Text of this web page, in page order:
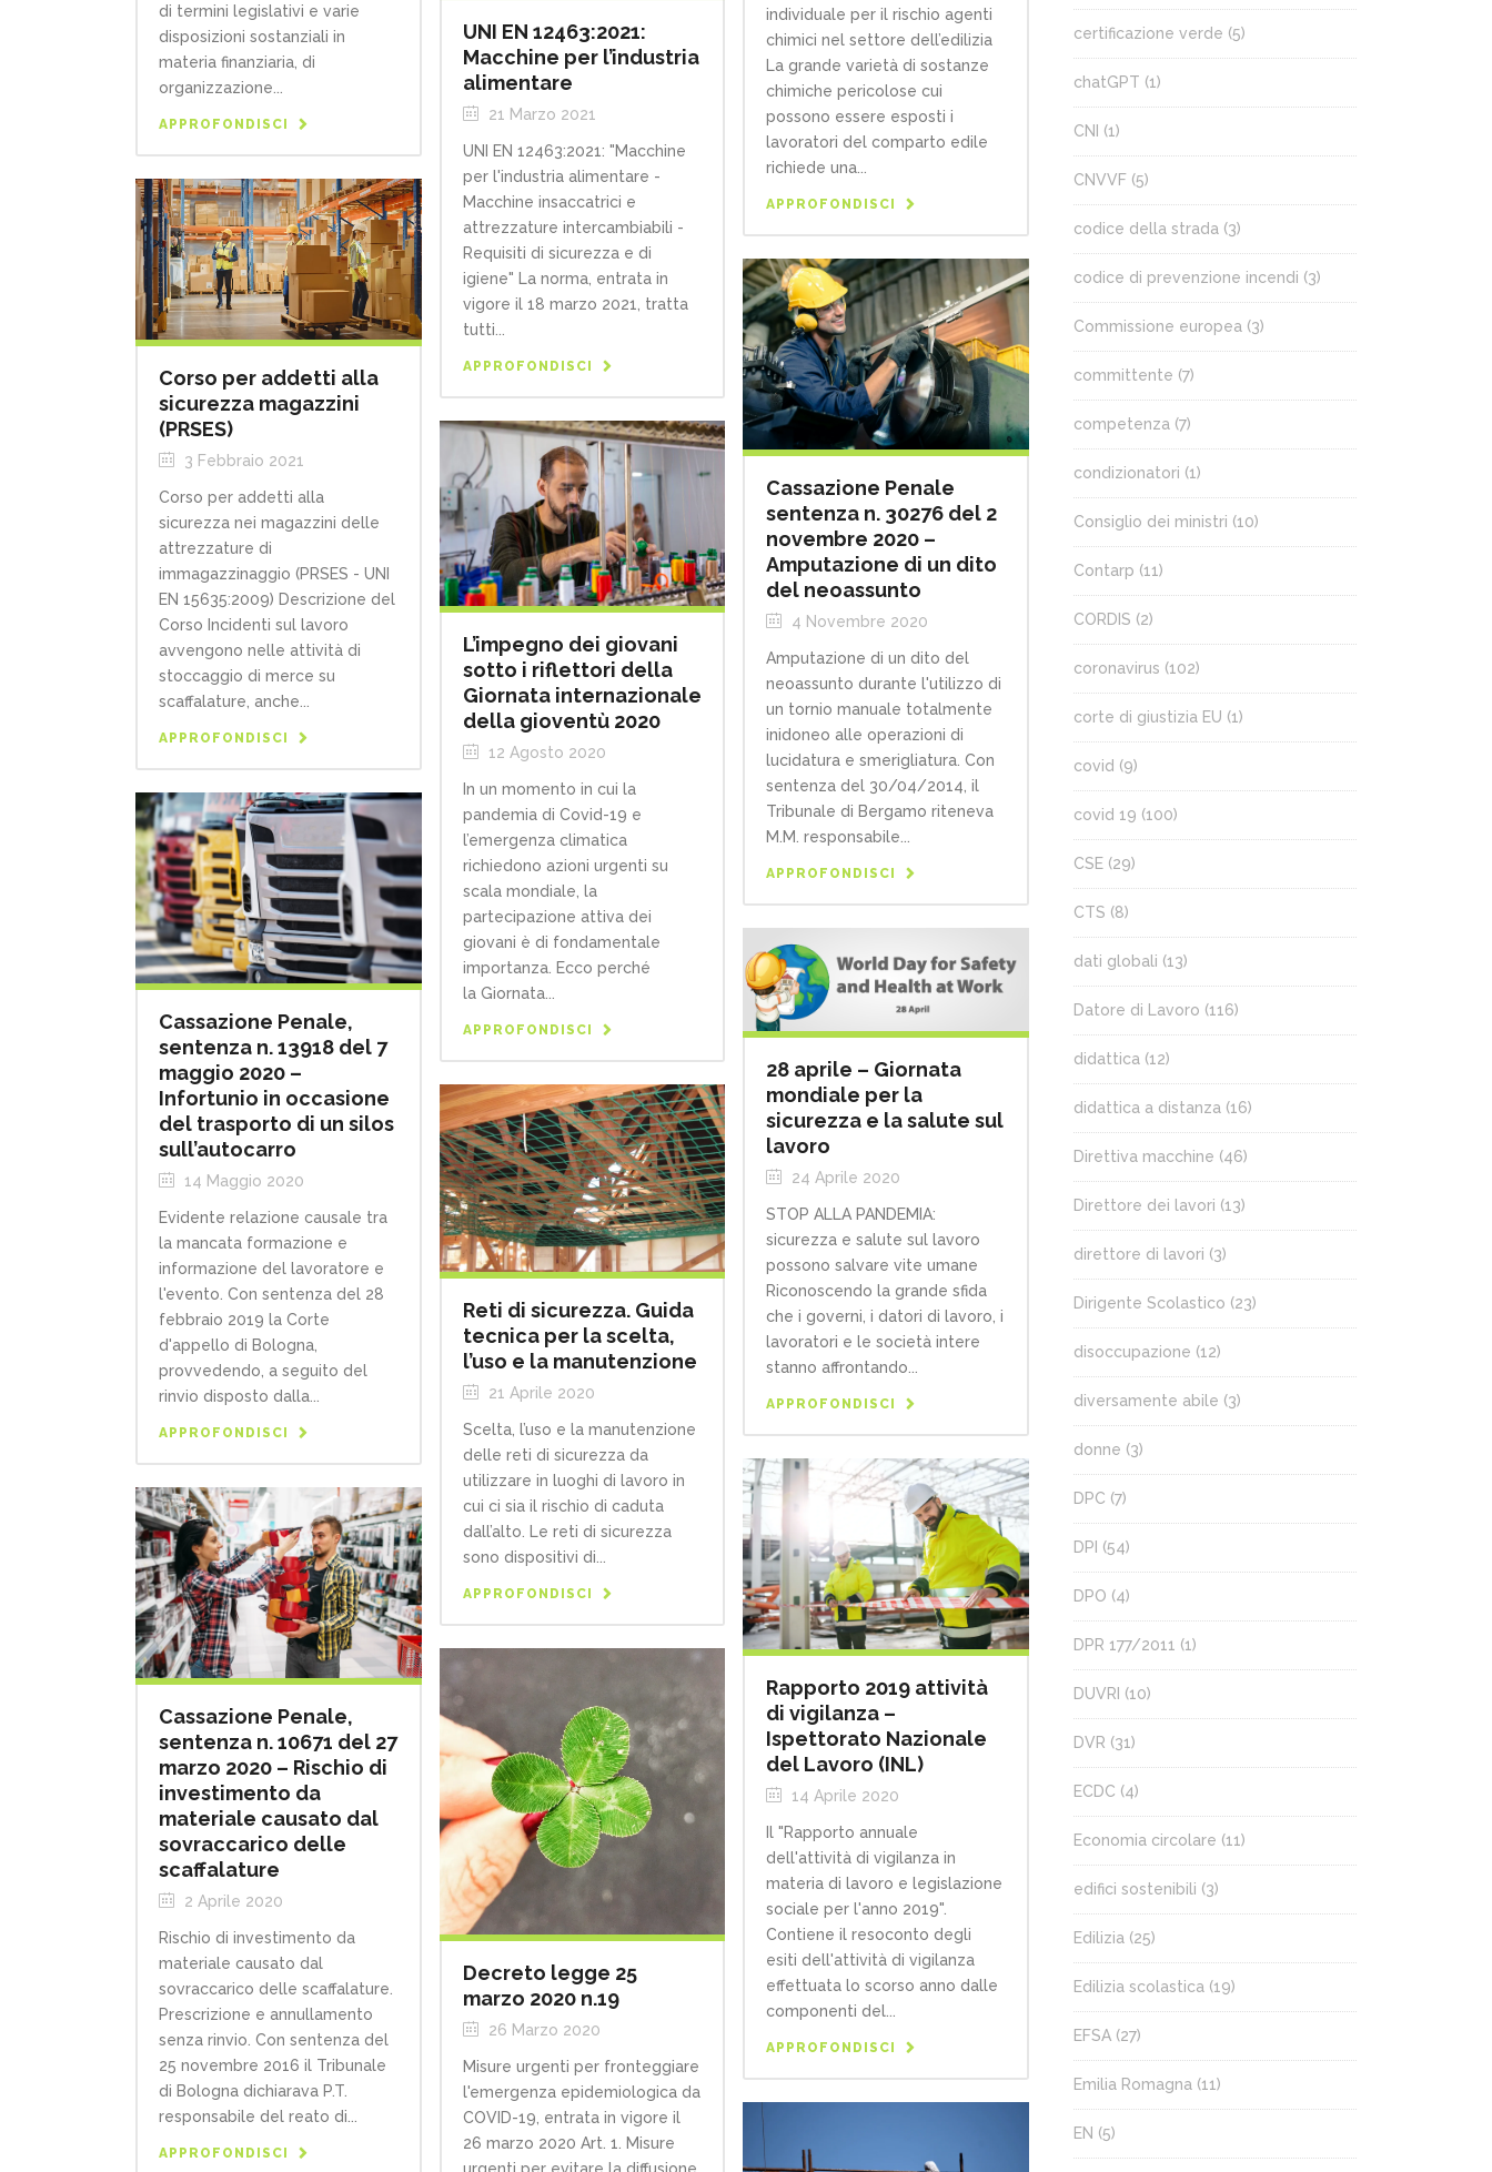
di termini legislativi e varie
disposizioni sostanziali in
materia finanziaria, di
organizzazione...
APPROFONDISCI
UNI EN 12463:2021:
Macchine per l’industria
alimentare
21 Marzo 2021
UNI EN 12463:2021: "Macchine
per l'industria alimentare -
Macchine insaccatrici e
attrezzature intercambiabili -
Requisiti di sicurezza e di
igiene" La norma, entrata in
vigore il 18 marzo 2021, tratta
tutti...
APPROFONDISCI
individuale per il rischio agenti
chimici nel settore dell’edilizia
La grande varietà di sostanze
chimiche pericolose cui
possono essere esposti i
lavoratori del comparto edile
richiede una...
APPROFONDISCI
Corso per addetti alla
sicurezza magazzini
(PRSES)
3 Febbraio 2021
Corso per addetti alla
sicurezza nei magazzini delle
attrezzature di
immagazzinaggio (PRSES - UNI
EN 15635:2009) Descrizione del
Corso Incidenti sul lavoro
avvengono nelle attività di
stoccaggio di merce su
scaffalature, anche...
APPROFONDISCI
Cassazione Penale
sentenza n. 30276 del 2
novembre 2020 –
Amputazione di un dito
del neoassunto
4 Novembre 2020
Amputazione di un dito del
neoassunto durante l'utilizzo di
un tornio manuale totalmente
inidoneo alle operazioni di
lucidatura e smerigliatura. Con
sentenza del 30/04/2014, il
Tribunale di Bergamo riteneva
M.M. responsabile...
APPROFONDISCI
L’impegno dei giovani
sotto i riflettori della
Giornata internazionale
della gioventù 2020
12 Agosto 2020
In un momento in cui la
pandemia di Covid-19 e
l’emergenza climatica
richiedono azioni urgenti su
scala mondiale, la
partecipazione attiva dei
giovani è di fondamentale
importanza. Ecco perché
la Giornata...
APPROFONDISCI
Cassazione Penale,
sentenza n. 13918 del 7
maggio 2020 –
Infortunio in occasione
del trasporto di un silos
sull’autocarro
14 Maggio 2020
Evidente relazione causale tra
la mancata formazione e
informazione del lavoratore e
l'evento. Con sentenza del 28
febbraio 2019 la Corte
d'appello di Bologna,
provvedendo, a seguito del
rinvio disposto dalla...
APPROFONDISCI
28 aprile – Giornata
mondiale per la
sicurezza e la salute sul
lavoro
24 Aprile 2020
STOP ALLA PANDEMIA:
sicurezza e salute sul lavoro
possono salvare vite umane
Riconoscendo la grande sfida
che i governi, i datori di lavoro, i
lavoratori e le società intere
stanno affrontando...
APPROFONDISCI
Reti di sicurezza. Guida
tecnica per la scelta,
l’uso e la manutenzione
21 Aprile 2020
Scelta, l’uso e la manutenzione
delle reti di sicurezza da
utilizzare in luoghi di lavoro in
cui ci sia il rischio di caduta
dall’alto. Le reti di sicurezza
sono dispositivi di...
APPROFONDISCI
Rapporto 2019 attività
di vigilanza –
Ispettorato Nazionale
del Lavoro (INL)
14 Aprile 2020
Il "Rapporto annuale
dell'attività di vigilanza in
materia di lavoro e legislazione
sociale per l'anno 2019".
Contiene il resoconto degli
esiti dell'attività di vigilanza
effettuata lo scorso anno dalle
componenti del...
APPROFONDISCI
Cassazione Penale,
sentenza n. 10671 del 27
marzo 2020 – Rischio di
investimento da
materiale causato dal
sovraccarico delle
scaffalature
2 Aprile 2020
Rischio di investimento da
materiale causato dal
sovraccarico delle scaffalature.
Prescrizione e annullamento
senza rinvio. Con sentenza del
25 novembre 2016 il Tribunale
di Bologna dichiarava P.T.
responsabile del reato di...
APPROFONDISCI
Decreto legge 25
marzo 2020 n.19
26 Marzo 2020
Misure urgenti per fronteggiare
l'emergenza epidemiologica da
COVID-19, entrata in vigore il
26 marzo 2020 Art. 1. Misure
urgenti per evitare la diffusione
certificazione verde (5)
chatGPT (1)
CNI (1)
CNVVF (5)
codice della strada (3)
codice di prevenzione incendi (3)
Commissione europea (3)
committente (7)
competenza (7)
condizionatori (1)
Consiglio dei ministri (10)
Contarp (11)
CORDIS (2)
coronavirus (102)
corte di giustizia EU (1)
covid (9)
covid 19 (100)
CSE (29)
CTS (8)
dati globali (13)
Datore di Lavoro (116)
didattica (12)
didattica a distanza (16)
Direttiva macchine (46)
Direttore dei lavori (13)
direttore di lavori (3)
Dirigente Scolastico (23)
disoccupazione (12)
diversamente abile (3)
donne (3)
DPC (7)
DPI (54)
DPO (4)
DPR 177/2011 (1)
DUVRI (10)
DVR (31)
ECDC (4)
Economia circolare (11)
edifici sostenibili (3)
Edilizia (25)
Edilizia scolastica (19)
EFSA (27)
Emilia Romagna (11)
EN (5)